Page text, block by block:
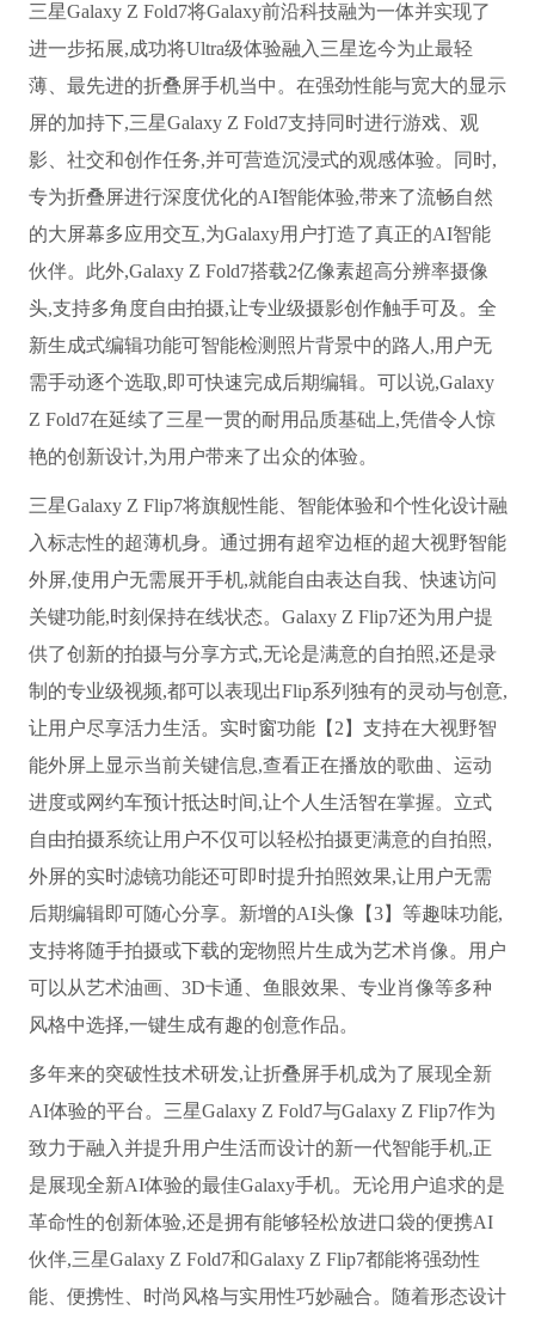
三星Galaxy Z Fold7将Galaxy前沿科技融为一体并实现了
进一步拓展,成功将Ultra级体验融入三星迄今为止最轻
薄、最先进的折叠屏手机当中。在强劲性能与宽大的显示
屏的加持下,三星Galaxy Z Fold7支持同时进行游戏、观
影、社交和创作任务,并可营造沉浸式的观感体验。同时,
专为折叠屏进行深度优化的AI智能体验,带来了流畅自然
的大屏幕多应用交互,为Galaxy用户打造了真正的AI智能
伙伴。此外,Galaxy Z Fold7搭载2亿像素超高分辨率摄像
头,支持多角度自由拍摄,让专业级摄影创作触手可及。全
新生成式编辑功能可智能检测照片背景中的路人,用户无
需手动逐个选取,即可快速完成后期编辑。可以说,Galaxy
Z Fold7在延续了三星一贯的耐用品质基础上,凭借令人惊
艳的创新设计,为用户带来了出众的体验。
三星Galaxy Z Flip7将旗舰性能、智能体验和个性化设计融
入标志性的超薄机身。通过拥有超窄边框的超大视野智能
外屏,使用户无需展开手机,就能自由表达自我、快速访问
关键功能,时刻保持在线状态。Galaxy Z Flip7还为用户提
供了创新的拍摄与分享方式,无论是满意的自拍照,还是录
制的专业级视频,都可以表现出Flip系列独有的灵动与创意,
让用户尽享活力生活。实时窗功能【2】支持在大视野智
能外屏上显示当前关键信息,查看正在播放的歌曲、运动
进度或网约车预计抵达时间,让个人生活智在掌握。立式
自由拍摄系统让用户不仅可以轻松拍摄更满意的自拍照,
外屏的实时滤镜功能还可即时提升拍照效果,让用户无需
后期编辑即可随心分享。新增的AI头像【3】等趣味功能,
支持将随手拍摄或下载的宠物照片生成为艺术肖像。用户
可以从艺术油画、3D卡通、鱼眼效果、专业肖像等多种
风格中选择,一键生成有趣的创意作品。
多年来的突破性技术研发,让折叠屏手机成为了展现全新
AI体验的平台。三星Galaxy Z Fold7与Galaxy Z Flip7作为
致力于融入并提升用户生活而设计的新一代智能手机,正
是展现全新AI体验的最佳Galaxy手机。无论用户追求的是
革命性的创新体验,还是拥有能够轻松放进口袋的便携AI
伙伴,三星Galaxy Z Fold7和Galaxy Z Flip7都能将强劲性
能、便携性、时尚风格与实用性巧妙融合。随着形态设计